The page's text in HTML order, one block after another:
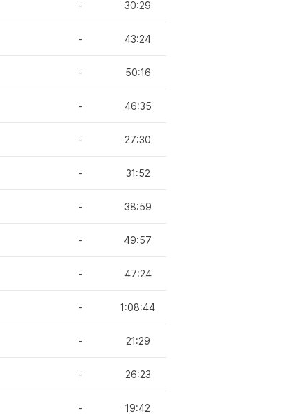
- 30:29
- 43:24
- 50:16
- 46:35
- 27:30
- 31:52
- 38:59
- 49:57
- 47:24
- 1:08:44
- 21:29
- 26:23
- 19:42